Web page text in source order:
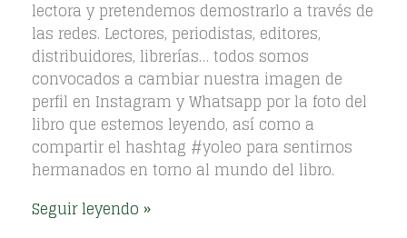
lectora y pretendemos demostrarlo a través de
las redes. Lectores, periodistas, editores,
distribuidores, librerías… todos somos
convocados a cambiar nuestra imagen de
perfil en Instagram y Whatsapp por la foto del
libro que estemos leyendo, así como a
compartir el hashtag #yoleo para sentirnos
hermanados en torno al mundo del libro.
Seguir leyendo